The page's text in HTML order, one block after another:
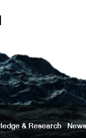
& Research